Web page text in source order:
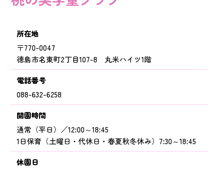
所在地
〒770-0047
徳島市名東町2丁目107-8 丸米ハイツ1階
電話番号
088-632-6258
開園時間
通常（平日）／12:00～18:45
1日保育（土曜日・代休日・春夏秋冬休み）7:30～18:45
休園日